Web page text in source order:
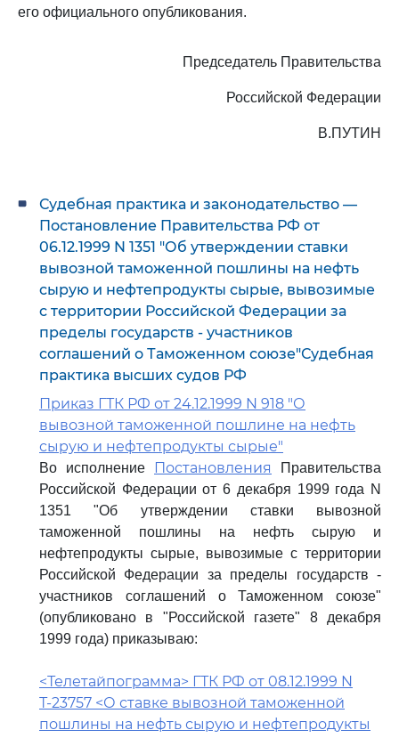
его официального опубликования.
Председатель Правительства
Российской Федерации
В.ПУТИН
Судебная практика и законодательство —
Постановление Правительства РФ от
06.12.1999 N 1351 "Об утверждении ставки
вывозной таможенной пошлины на нефть
сырую и нефтепродукты сырые, вывозимые
с территории Российской Федерации за
пределы государств - участников
соглашений о Таможенном союзе"Судебная
практика высших судов РФ
Приказ ГТК РФ от 24.12.1999 N 918 "О
вывозной таможенной пошлине на нефть
сырую и нефтепродукты сырые"
Во исполнение Постановления
Правительства
Российской Федерации от 6 декабря 1999 года N
1351 "Об утверждении ставки вывозной
таможенной пошлины на нефть сырую и
нефтепродукты сырые, вывозимые с территории
Российской Федерации за пределы государств -
участников соглашений о Таможенном союзе"
(опубликовано в "Российской газете" 8 декабря
1999 года) приказываю:
<Телетайпограмма> ГТК РФ от 08.12.1999 N
Т-23757 <О ставке вывозной таможенной
пошлины на нефть сырую и нефтепродукты